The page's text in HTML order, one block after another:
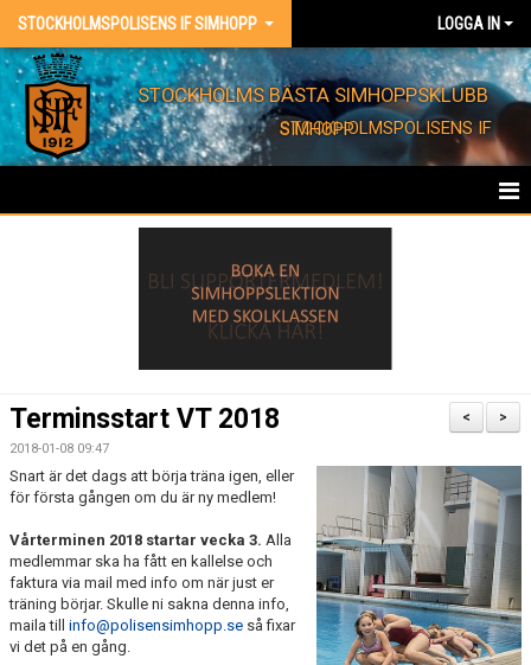
STOCKHOLMSPOLISENS IF SIMHOPP LOGGA IN
STOCKHOLMS BÄSTA SIMHOPPSKLUBB
STOCKHOLMSPOLISENS IF SIMHOPP
BARNKALAS
FÖRENINGSKLÄDER
PRIVATLEKTION
SKOLOR/FÖRENINGAR
PRESENTKORT
>
<
Terminsstart VT 2018
2018-01-08 09:47
Snart är det dags att börja träna igen, eller
för första gången om du är ny medlem!
Vårterminen 2018 startar vecka 3. Alla
medlemmar ska ha fått en kallelse och
faktura via mail med info om när just er
träning börjar. Skulle ni sakna denna info,
maila till info@polisensimhopp.se så fixar
vi det på en gång.